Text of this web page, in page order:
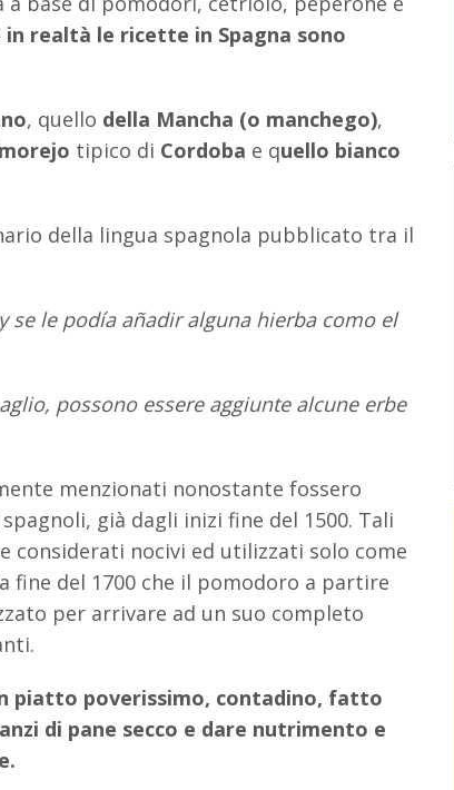
in realtà le ricette in Spagna sono
, quello della Mancha (o manchego),
tipico di Cordoba e quello bianco
della lingua spagnola pubblicato tra il
se le podía añadir alguna hierba como el
possono essere aggiunte alcune erbe
menzionati nonostante fossero
già dagli inizi fine del 1500. Tali
nocivi ed utilizzati solo come
fine del 1700 che il pomodoro a partire
per arrivare ad un suo completo
piatto poverissimo, contadino, fatto
di pane secco e dare nutrimento e